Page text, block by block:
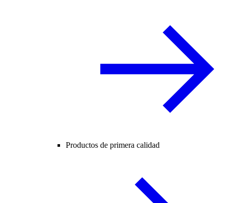
Productos de primera calidad